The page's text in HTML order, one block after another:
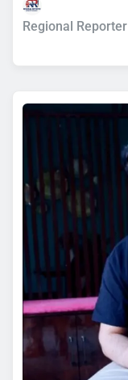
Regional Reporter